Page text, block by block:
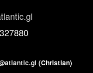
(Christian)